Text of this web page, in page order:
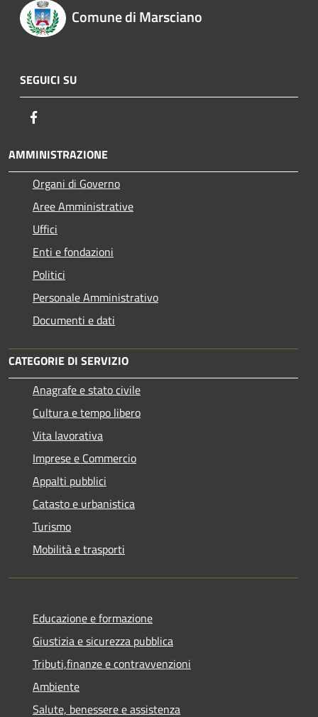
Comune di Marsciano
SEGUICI SU
AMMINISTRAZIONE
Organi di Governo
Aree Amministrative
Uffici
Enti e fondazioni
Politici
Personale Amministrativo
Documenti e dati
CATEGORIE DI SERVIZIO
Anagrafe e stato civile
Cultura e tempo libero
Vita lavorativa
Imprese e Commercio
Appalti pubblici
Catasto e urbanistica
Turismo
Mobilità e trasporti
Educazione e formazione
Giustizia e sicurezza pubblica
Tributi,finanze e contravvenzioni
Ambiente
Salute, benessere e assistenza